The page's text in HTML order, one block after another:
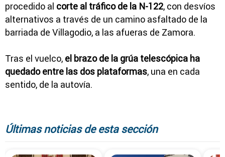
procedido al corte al tráfico de la N-122, con desvíos
alternativos a través de un camino asfaltado de la
barriada de Villagodio, a las afueras de Zamora.
Tras el vuelco, el brazo de la grúa telescópica ha
quedado entre las dos plataformas, una en cada
sentido, de la autovía.
Últimas noticias de esta sección